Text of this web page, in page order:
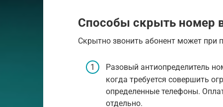
Способы скрыть номер
Скрытно звонить абонент может при
Разовый антиопределитель
когда требуется совершить
определенные телефоны.
отдельно.